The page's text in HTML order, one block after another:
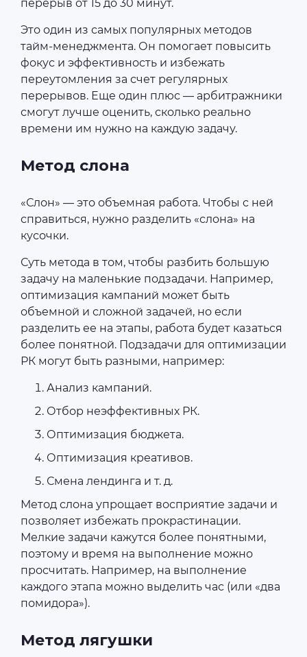
перерыв от 15 до 30 минут.
Это один из самых популярных методов
тайм-менеджмента. Он помогает повысить
фокус и эффективность и избежать
переутомления за счет регулярных
перерывов. Еще один плюс — арбитражники
смогут лучше оценить, сколько реально
времени им нужно на каждую задачу.
Метод слона
«Слон» — это объемная работа. Чтобы с ней
справиться, нужно разделить «слона» на
кусочки.
Суть метода в том, чтобы разбить большую
задачу на маленькие подзадачи. Например,
оптимизация кампаний может быть
объемной и сложной задачей, но если
разделить ее на этапы, работа будет казаться
более понятной. Подзадачи для оптимизации
РК могут быть разными, например:
Анализ кампаний.
Отбор неэффективных РК.
Оптимизация бюджета.
Оптимизация креативов.
Смена лендинга и т. д.
Метод слона упрощает восприятие задачи и
позволяет избежать прокрастинации.
Мелкие задачи кажутся более понятными,
поэтому и время на выполнение можно
просчитать. Например, на выполнение
каждого этапа можно выделить час (или «два
помидора»).
Метод лягушки